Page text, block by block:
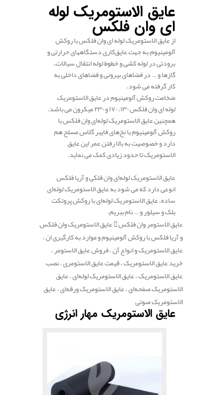
عایق الاستومریک لوله
ای وان فلکس
از عایق الاستومریک لوله ای وان فلکس با روکش
آلومینیوم،به جهت عایق‌کاری دستگاههای حرارتی و
برودتی در لوله کشی و خطوط لوله انتقال سیالات،
گازها و … در فضاهای بیرونی و فضاهای داخلی به
کار گرفته می شود.
ضخامت روکش آلومینیوم در عایق الاستومریک
لوله ای وان فلکس ۱۳۰، ۱۷۰ و ۲۳۰ میکرون می باشد.
همچنین عایق الاستومریک لوله‌ای وان فلکس با
روکش آلومینیوم با نخ‌های فایبر گلاس مسلح هم
دارد و خصوصیت به بالا رفتن عمر این عایق
الاستومریک تا حدود زیادی کمک می نماید.
عایق الاستومریک لوله‌ای وان فلکی و آریا فلکس
انوعی دارد که می شود به عایق الاستومریک لوله‌ای
ساده، عایق الاستومریک لوله‌ای با روکش پروتکت
بلک و سیلور و … نام ببریم.
عایق الاستومر وان فلکس عایق الاستومریک وان فلکس
و آریا فلکس با روکش آلومینیوم و موارد به کارگیری ان ،
عایق الاستومریک و انواع آن ، فروش عایق الاستومر ،
خرید عایق الاستومریک ، قیمت عایق الاستومری ، نصب
عایق الاستومریک ، عایق الاستومریک لوله‌ای ، عایق
الاستومریک صفحه‌ای ، عایق الاستومریک ورقه‌ای ، عایق
الاستومریک صوتی
عایق الاستومریک مهار انرژی